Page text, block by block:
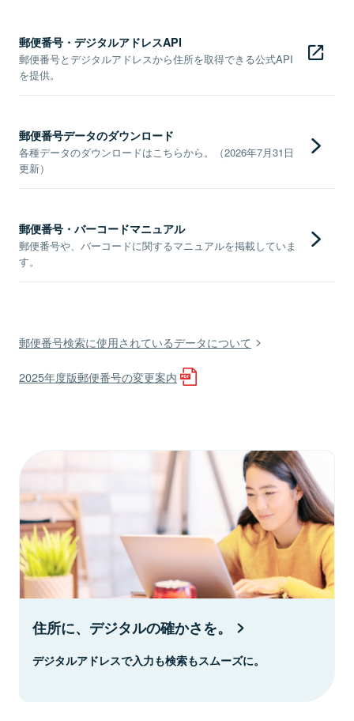
郵便番号・デジタルアドレスAPI
郵便番号とデジタルアドレスから住所を取得できる公式API
を提供。
郵便番号データのダウンロード
各種データのダウンロードはこちらから。（2026年7月31日
更新）
郵便番号・バーコードマニュアル
郵便番号や、バーコードに関するマニュアルを掲載していま
す。
郵便番号検索に使用されているデータについて
2025年度版郵便番号の変更案内
住所に、デジタルの確かさを。
デジタルアドレスで入力も検索もスムーズに。